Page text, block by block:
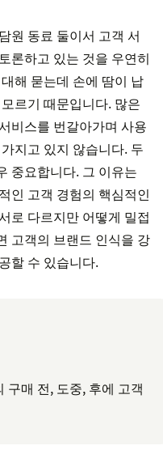
원 동료 둘이서 고객 서
론하고 있는 것을 우연히
해 묻는데 손에 땀이 납
르기 때문입니다. 많은
비스를 번갈아가며 사용
지고 있지 않습니다. 두
중요합니다. 그 이유는
인 고객 경험의 핵심적인
로 다르지만 어떻게 밀접
고객의 브랜드 인식을 강
할 수 있습니다.
구매 전, 도중, 후에 고객